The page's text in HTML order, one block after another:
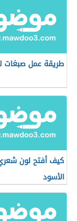
طريقة عمل صبغات
كيف أفتح لون
الأسود